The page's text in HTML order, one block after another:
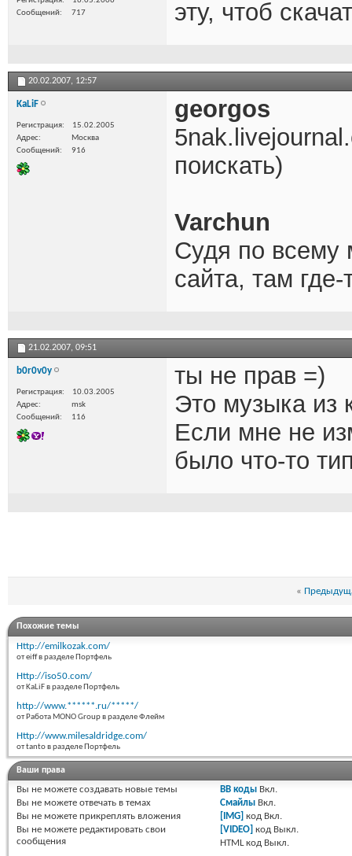
Сообщений
717
эту, чтоб
20.02.2007, 12:57
KaLiF
Регистрация
15.02.2005
Адрес
Москва
Сообщений
916
georgos
поискать)
Varchun
Судя по всему
сайта, там
21.02.2007, 09:51
b0r0v0y
Регистрация
10.03.2005
Адрес
msk
Сообщений
116
ты не прав =)
Это музыка из
Если мне не
было что-то
«
Похожие темы
Http://emilkozak.com/
от eiff в разделе Портфель
Http://iso50.com/
от KaLiF в разделе Портфель
http://www.******.ru/*****/
от Работа MONO Group в разделе Флейм
Http://www.milesaldridge.com/
от tanto в разделе Портфель
Ваши права
Вы не можете создавать новые темы
Вы не можете отвечать в темах
Вы не можете прикреплять вложения
Вы не можете редактировать свои
сообщения
BB коды Вкл.
Смайлы Вкл.
[IMG] код Вкл.
[VIDEO] код Выкл.
HTML код Выкл.